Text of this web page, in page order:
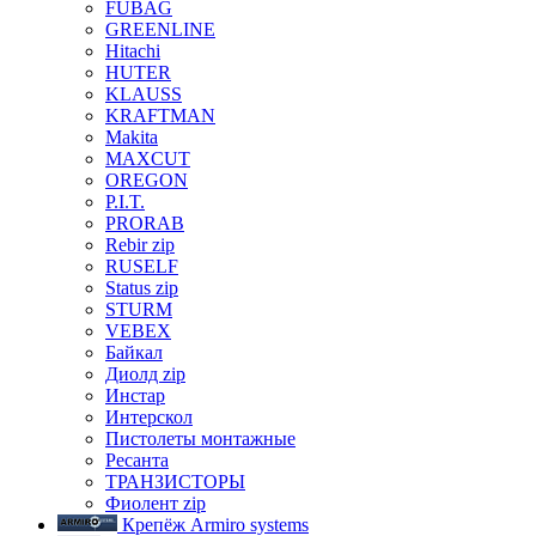
FUBAG
GREENLINE
Hitachi
HUTER
KLAUSS
KRAFTMAN
Makita
MAXCUT
OREGON
P.I.T.
PRORAB
Rebir zip
RUSELF
Status zip
STURM
VEBEX
Байкал
Диолд zip
Инстар
Интерскол
Пистолеты монтажные
Ресанта
ТРАНЗИСТОРЫ
Фиолент zip
Крепёж Armiro systems